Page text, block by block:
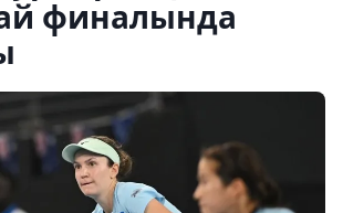
финалында